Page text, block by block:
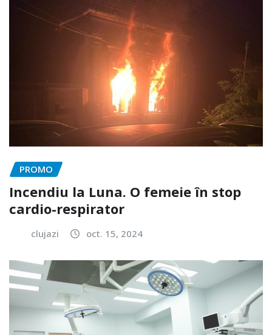
PROMO
Incendiu la Luna. O femeie în stop
cardio-respirator
clujazi oct. 15, 2024